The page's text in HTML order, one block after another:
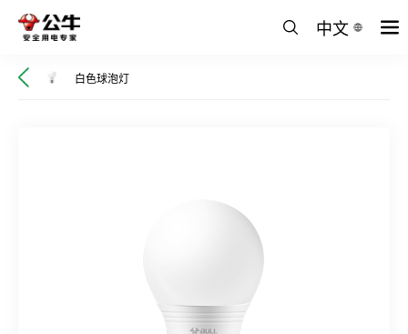
中文
白色球泡灯